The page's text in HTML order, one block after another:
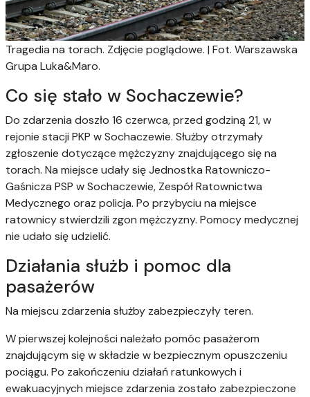
Tragedia na torach. Zdjęcie poglądowe. | Fot. Warszawska
Grupa Luka&Maro.
Co się stało w Sochaczewie?
Do zdarzenia doszło 16 czerwca, przed godziną 21, w
rejonie stacji PKP w Sochaczewie. Służby otrzymały
zgłoszenie dotyczące mężczyzny znajdującego się na
torach. Na miejsce udały się Jednostka Ratowniczo-
Gaśnicza PSP w Sochaczewie, Zespół Ratownictwa
Medycznego oraz policja. Po przybyciu na miejsce
ratownicy stwierdzili zgon mężczyzny. Pomocy medycznej
nie udało się udzielić.
Działania służb i pomoc dla
pasażerów
Na miejscu zdarzenia służby zabezpieczyły teren.
W pierwszej kolejności należało pomóc pasażerom
znajdującym się w składzie w bezpiecznym opuszczeniu
pociągu. Po zakończeniu działań ratunkowych i
ewakuacyjnych miejsce zdarzenia zostało zabezpieczone